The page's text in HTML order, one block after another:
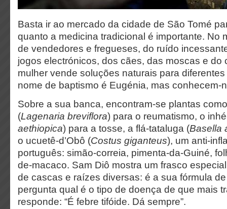
Basta ir ao mercado da cidade de São Tomé
quanto a medicina tradicional é importante. No
de vendedores e fregueses, do ruído
jogos electrónicos, dos cães, das moscas e do
mulher vende soluções naturais para
nome de baptismo é Eugénia, mas conhecem-
Sobre a sua banca, encontram-se plantas
(Lagenaria breviflora) para o reumatismo, o
aethiopica) para a tosse, a flá-tataluga (Basella
o ucuetê-d’Obô (Costus giganteus), um anti-
português: simão-correia, pimenta-da-Guiné,
de-macaco. Sam Diô mostra um frasco
de cascas e raízes diversas: é a sua fórmula
pergunta qual é o tipo de doença de que mais
responde: “É febre tifóide. Dá sempre”.